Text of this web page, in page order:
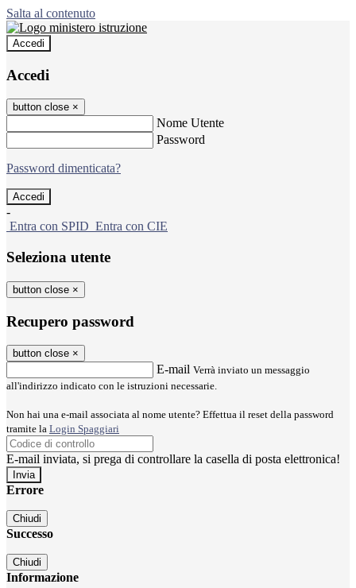
Salta al contenuto
Accedi
Accedi
button close ×
Nome Utente
Password
Password dimenticata?
-
Entra con SPID Entra con CIE
Seleziona utente
button close ×
Recupero password
button close ×
E-mail Verrà inviato un messaggio
all'indirizzo indicato con le istruzioni necessarie.
Non hai una e-mail associata al nome utente? Effettua il reset della password
tramite la Login Spaggiari
E-mail inviata, si prega di controllare la casella di posta elettronica!
Errore
Chiudi
Successo
Chiudi
Informazione